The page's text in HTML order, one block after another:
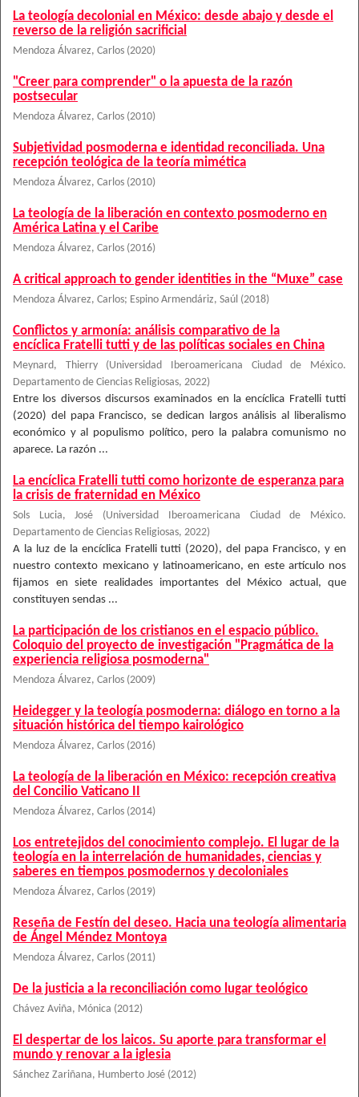
La teología decolonial en México: desde abajo y desde el
reverso de la religión sacrificial
Mendoza Álvarez, Carlos (2020)
"Creer para comprender" o la apuesta de la razón
postsecular
Mendoza Álvarez, Carlos (2010)
Subjetividad posmoderna e identidad reconciliada. Una
recepción teológica de la teoría mimética
Mendoza Álvarez, Carlos (2010)
La teología de la liberación en contexto posmoderno en
América Latina y el Caribe
Mendoza Álvarez, Carlos (2016)
A critical approach to gender identities in the “Muxe” case
Mendoza Álvarez, Carlos; Espino Armendáriz, Saúl (2018)
Conflictos y armonía: análisis comparativo de la
encíclica Fratelli tutti y de las políticas sociales en China
Meynard, Thierry (Universidad Iberoamericana Ciudad de México.
Departamento de Ciencias Religiosas, 2022)
Entre los diversos discursos examinados en la encíclica Fratelli tutti
(2020) del papa Francisco, se dedican largos análisis al liberalismo
económico y al populismo político, pero la palabra comunismo no
aparece. La razón ...
La encíclica Fratelli tutti como horizonte de esperanza para
la crisis de fraternidad en México
Sols Lucia, José (Universidad Iberoamericana Ciudad de México.
Departamento de Ciencias Religiosas, 2022)
A la luz de la encíclica Fratelli tutti (2020), del papa Francisco, y en
nuestro contexto mexicano y latinoamericano, en este artículo nos
fijamos en siete realidades importantes del México actual, que
constituyen sendas ...
La participación de los cristianos en el espacio público.
Coloquio del proyecto de investigación "Pragmática de la
experiencia religiosa posmoderna"
Mendoza Álvarez, Carlos (2009)
Heidegger y la teología posmoderna: diálogo en torno a la
situación histórica del tiempo kairológico
Mendoza Álvarez, Carlos (2016)
La teología de la liberación en México: recepción creativa
del Concilio Vaticano II
Mendoza Álvarez, Carlos (2014)
Los entretejidos del conocimiento complejo. El lugar de la
teología en la interrelación de humanidades, ciencias y
saberes en tiempos posmodernos y decoloniales
Mendoza Álvarez, Carlos (2019)
Reseña de Festín del deseo. Hacia una teología alimentaria
de Ángel Méndez Montoya
Mendoza Álvarez, Carlos (2011)
De la justicia a la reconciliación como lugar teológico
Chávez Aviña, Mónica (2012)
El despertar de los laicos. Su aporte para transformar el
mundo y renovar a la iglesia
Sánchez Zariñana, Humberto José (2012)